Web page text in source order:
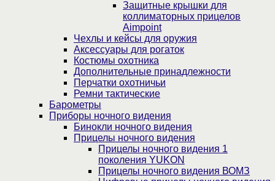
Защитные крышки для
коллиматорных прицелов
Aimpoint
Чехлы и кейсы для оружия
Аксессуары для рогаток
Костюмы охотника
Дополнительные принадлежности
Перчатки охотничьи
Ремни тактические
Барометры
Приборы ночного видения
Бинокли ночного видения
Прицелы ночного видения
Прицелы ночного видения 1
поколения YUKON
Прицелы ночного видения ВОМЗ